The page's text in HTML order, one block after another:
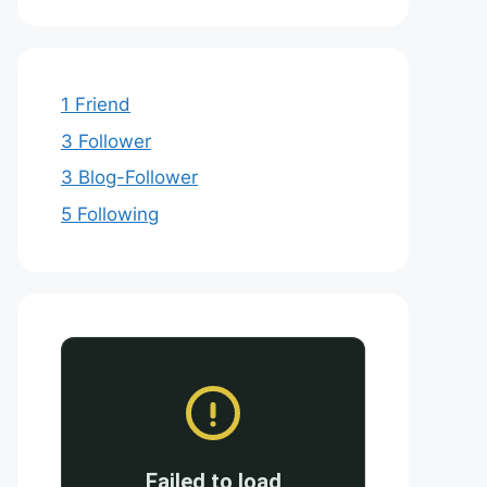
1 Friend
3 Follower
3 Blog-Follower
5 Following